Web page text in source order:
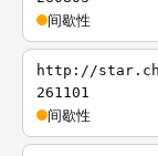
间歇性
http://
261101
间歇性